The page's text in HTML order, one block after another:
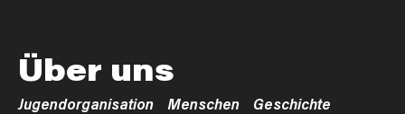
Über uns
Jugendorganisation Menschen
Geschichte